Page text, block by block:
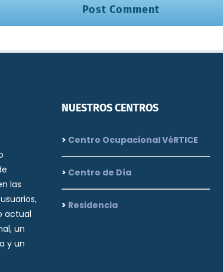
las
actual
un
y un
NUESTROS CENTROS
> Centro Ocupacional VéRTICE
> Centro de Día
> Residencia